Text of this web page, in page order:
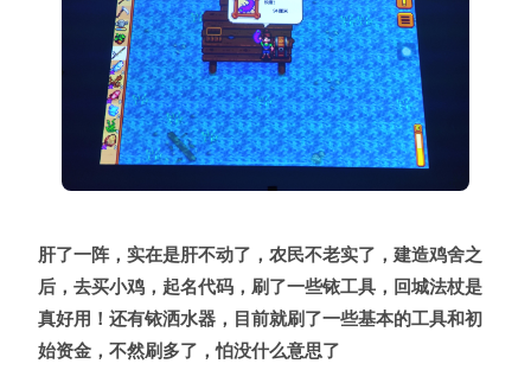
肝了一阵，实在是肝不动了，农民不老实了，建造鸡舍之
后，去买小鸡，起名代码，刷了一些铱工具，回城法杖是
真好用！还有铱洒水器，目前就刷了一些基本的工具和初
始资金，不然刷多了，怕没什么意思了